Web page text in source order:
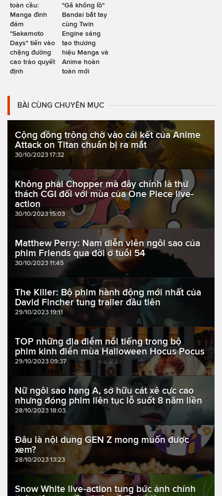
toàn cầu:
Manga đình
đám
"Sakamoto
Days" tiến vào
chặng đường
cao trào quyết
định
"Gã khổng lồ"
Bandai bắt tay
cùng Twin
Engine sáng
tạo thương
hiệu Manga và
Anime hoàn
toàn mới
BÀI CÙNG CHUYÊN MỤC
Cộng đồng trông chờ vào cái kết của Anime
Attack on Titan chuẩn bị ra mắt
30/10/2023 17:32
Không phải Chopper mà đây chính là thử
thách CGI đối với mùa của One Piece live-
action
30/10/2023 15:03
Matthew Perry: Nam diễn viên ngôi sao của
phim Friends qua đời ở tuổi 54
30/10/2023 11:45
The Killer: Bộ phim hành động mới nhất của
David Fincher tung trailer đầu tiên
29/10/2023 19:11
TOP những địa điểm nổi tiếng trong bộ
phim kinh điển mùa Halloween Hocus Pocus
29/10/2023 09:37
Nữ ngôi sao hạng A, sở hữu cát xê cực cao
nhưng đóng phim liên tục lỗ suốt 8 năm liền
28/10/2023 18:03
Đâu là nội dung GEN Z mong muốn được
xem?
28/10/2023 13:23
Snow White live-action tung bức ảnh chính